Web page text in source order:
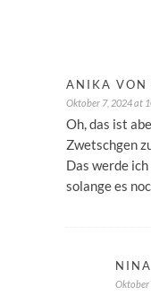
ANIKA VON
Oktober 7, 2024 at
Oh, das ist
Zwetschgen
Das werde
solange es
NINA
Oktober